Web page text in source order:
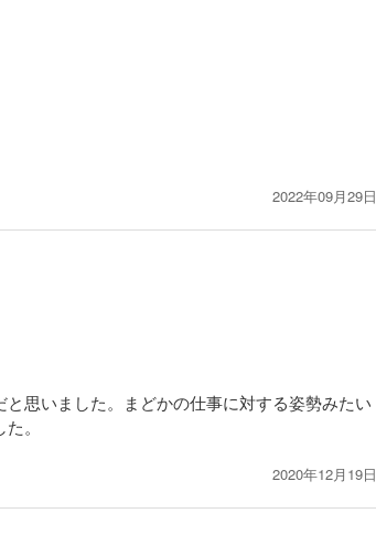
2022年09月29日
思いました。まどかの仕事に対する姿勢みたい
。
2020年12月19日